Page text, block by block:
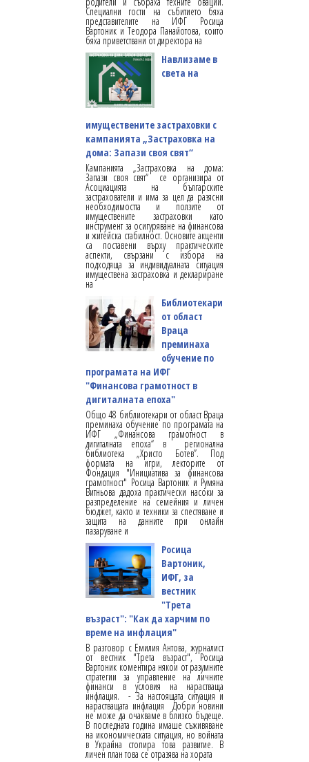
Специални гости на събитието бяха
представителите на ИФГ Росица
Вартоник и Теодора Панайотова, които
бяха приветствани от директора на
Навлизаме в
света на
имуществените застраховки с
кампанията „Застраховка на
дома: Запази своя свят“
Кампанията „Застраховка на дома:
Запази своя свят“ се организира от
Асоциацията на българските
застрахователи и има за цел да разясни
необходимостта и ползите от
имуществените застраховки като
инструмент за осигуряване на финансова
и житейска стабилност. Основите акценти
са поставени върху практическите
аспекти, свързани с избора на
подходяща за индивидуалната ситуация
имуществена застраховка и деклариране
на
Библиотекари
от област
Враца
преминаха
обучение по
програмата на ИФГ
"Финансова грамотност в
дигиталната епоха"
Общо 48 библиотекари от област Враца
преминаха обучение по програмата на
ИФГ „Финансова грамотност в
дигиталната епоха“ в регионална
библиотека „Христо Ботев”. Под
формата на игри, лекторите от
Фондация "Инициатива за финансова
грамотност" Росица Вартоник и Румяна
Витньова дадоха практически насоки за
разпределение на семейния и личен
бюджет, както и техники за спестяване и
защита на данните при онлайн
пазаруване и
Росица
Вартоник,
ИФГ, за
вестник
"Трета
възраст": "Как да харчим по
време на инфлация"
В разговор с Емилия Антова, журналист
от вестник "Трета възраст", Росица
Вартоник коментира някои от разумните
стратегии за управление на личните
финанси в условия на нарастваща
инфлация. - За настоящата ситуация и
нарастващата инфлация Добри новини
не може да очакваме в близко бъдеще.
В последната година имаше съживяване
на икономическата ситуация, но войната
в Украйна стопира това развитие. В
личен план това се отразява на хората